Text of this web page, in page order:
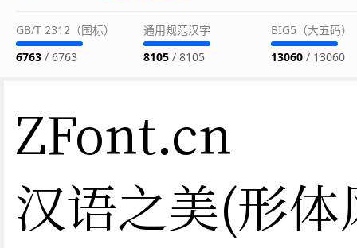
GB/T 2312（国标）
6763 / 6763
通用规范汉字
8105 / 8105
BIG5（大五码）
13060 / 13060
ZFont.cn
汉语之美(形